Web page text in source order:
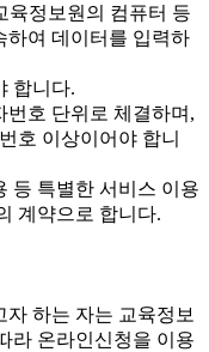
육정보원의 컴퓨터 등
하여 데이터를 입력하
합니다.
호 단위로 체결하며,
호 이상이어야 합니
등 특별한 서비스 이용
계약으로 합니다.
하는 자는 교육정보
라 온라인신청을 이용